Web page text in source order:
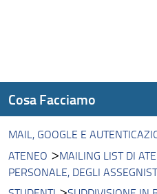
MAIL, GOOGLE E
ATENEO
MAILING LIST DI
PERSONALE, DEGLI
Cosa Facciamo
Accesso alla rete e Eduroam
Digital Learning